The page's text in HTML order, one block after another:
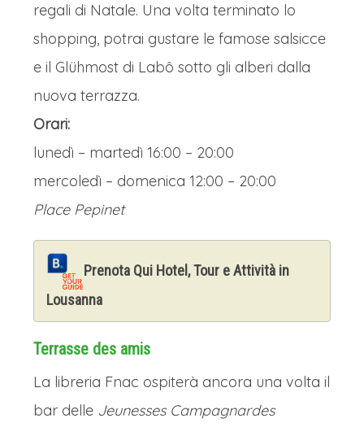
regali di Natale. Una volta terminato lo
shopping, potrai gustare le famose salsicce
e il Glühmost di Labô sotto gli alberi dalla
nuova terrazza.
Orari:
lunedì – martedì 16:00 – 20:00
mercoledì – domenica 12:00 – 20:00
Place Pepinet
Prenota Qui Hotel, Tour e Attività in
Lousanna
Terrasse des amis
La libreria Fnac ospiterà ancora una volta il
bar delle Jeunesses Campagnardes